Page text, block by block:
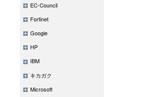
EC-Council
Fortinet
Google
HP
IBM
キカガク
Microsoft